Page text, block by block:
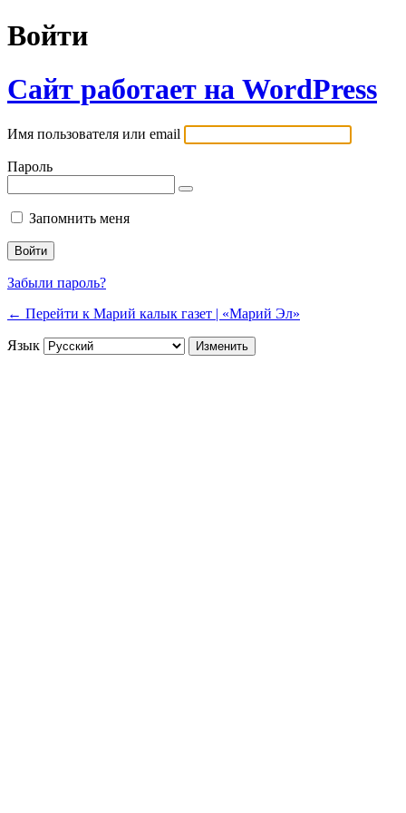
Войти
Сайт работает на WordPress
Имя пользователя или email
Пароль
Запомнить меня
Забыли пароль?
← Перейти к Марий калык газет | «Марий Эл»
Язык